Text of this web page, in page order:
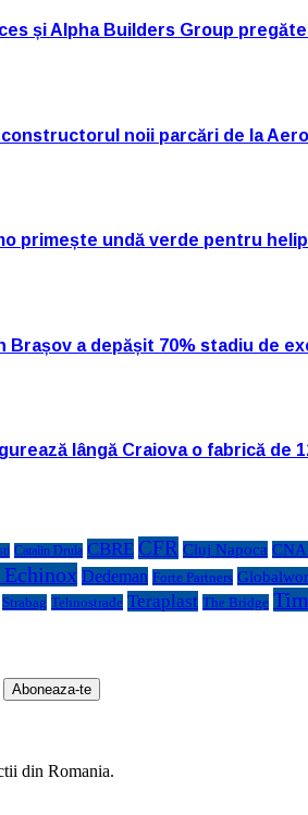
și Alpha Builders Group
constructorul noii parcări de la
primește undă verde pentru
Brașov a depășit 70% stadiu de
lângă Craiova o fabrică de
Catalin Drula CBRE CFR Cluj Napoca
Dedeman Forte Partners
Strabag Tehnostrade Teraplast The Bridge
din Romania.